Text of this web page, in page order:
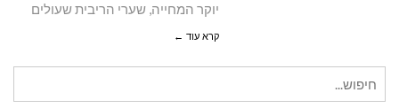
יוקר המחייה, שערי הריבית שעולים
קרא עוד ←
עבור: